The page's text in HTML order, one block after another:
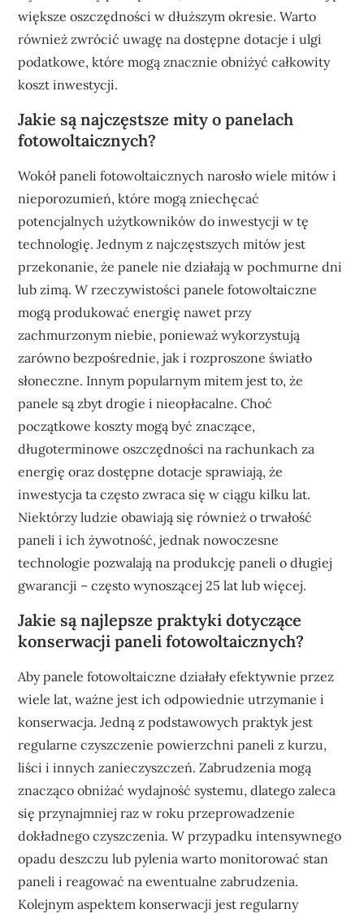
większe oszczędności w dłuższym okresie. Warto
również zwrócić uwagę na dostępne dotacje i ulgi
podatkowe, które mogą znacznie obniżyć całkowity
koszt inwestycji.
Jakie są najczęstsze mity o panelach
fotowoltaicznych?
Wokół paneli fotowoltaicznych narosło wiele mitów i
nieporozumień, które mogą zniechęcać
potencjalnych użytkowników do inwestycji w tę
technologię. Jednym z najczęstszych mitów jest
przekonanie, że panele nie działają w pochmurne dni
lub zimą. W rzeczywistości panele fotowoltaiczne
mogą produkować energię nawet przy
zachmurzonym niebie, ponieważ wykorzystują
zarówno bezpośrednie, jak i rozproszone światło
słoneczne. Innym popularnym mitem jest to, że
panele są zbyt drogie i nieopłacalne. Choć
początkowe koszty mogą być znaczące,
długoterminowe oszczędności na rachunkach za
energię oraz dostępne dotacje sprawiają, że
inwestycja ta często zwraca się w ciągu kilku lat.
Niektórzy ludzie obawiają się również o trwałość
paneli i ich żywotność, jednak nowoczesne
technologie pozwalają na produkcję paneli o długiej
gwarancji – często wynoszącej 25 lat lub więcej.
Jakie są najlepsze praktyki dotyczące
konserwacji paneli fotowoltaicznych?
Aby panele fotowoltaiczne działały efektywnie przez
wiele lat, ważne jest ich odpowiednie utrzymanie i
konserwacja. Jedną z podstawowych praktyk jest
regularne czyszczenie powierzchni paneli z kurzu,
liści i innych zanieczyszczeń. Zabrudzenia mogą
znacząco obniżać wydajność systemu, dlatego zaleca
się przynajmniej raz w roku przeprowadzenie
dokładnego czyszczenia. W przypadku intensywnego
opadu deszczu lub pylenia warto monitorować stan
paneli i reagować na ewentualne zabrudzenia.
Kolejnym aspektem konserwacji jest regularny